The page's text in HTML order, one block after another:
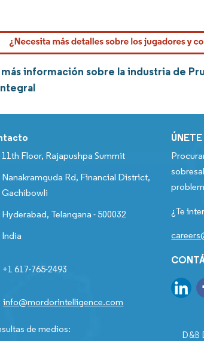
información sobre la industria de
11th Floor, Rajapushpa Summit
Nanakramguda Rd, Financial District,
Gachibowli
Hyderabad, Telangana - 500032
India
+1 617-765-2493
info@mordorintelligence.com
de medios:
¿Te
D&B